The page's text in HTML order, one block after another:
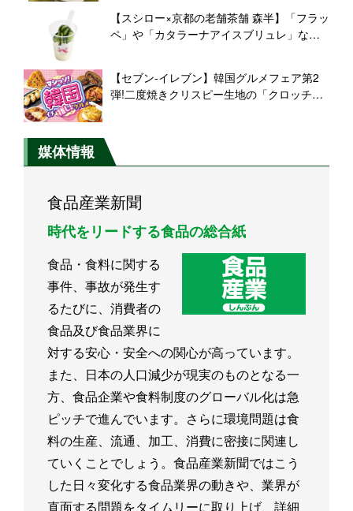
【スシロー×京都の老舗茶舗 森半】「フラッ
ペ」や「カタラーナアイスブリュレ」な
【セブン‐イレブン】韓国グルメフェア第2
弾!二度焼きクリスピー生地の「クロッチ」
媒体情報
食品産業新聞
時代をリードする食品の総合紙
食品・食料に関する
事件、事故が発生す
るたびに、消費者の
食品及び食品業界に
対する安心・安全への関心が高っています。
また、日本の人口減少が現実のものとなる一
方、食品企業や食料制度のグローバル化は急
ピッチで進んでいます。さらに環境問題は食
料の生産、流通、加工、消費に密接に関連し
ていくことでしょう。食品産業新聞ではこう
した日々変化する食品業界の動きや、業界が
直面する問題をタイムリーに取り上げ、詳細